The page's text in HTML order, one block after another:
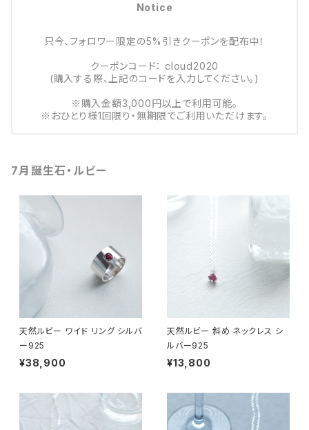
Notice
只今、フォロワー限定の5%引きクーポンを配布中！
クーポンコード： cloud2020
(購入する際、上記のコードを入力してください。)
※購入金額3,000円以上で利用可能。
※おひとり様1回限り・無期限でご利用いただけます。
7月誕生石・ルビー
天然ルビー ワイド リング シルバ
ー925
¥38,900
天然ルビー 斜め ネックレス シ
ルバー925
¥13,800